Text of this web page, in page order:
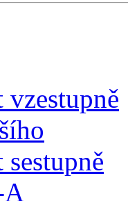
vzestupně
A